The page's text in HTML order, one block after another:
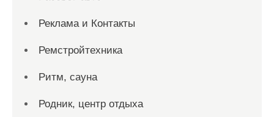
Реклама и Контакты
Ремстройтехника
Ритм, сауна
Родник, центр отдыха